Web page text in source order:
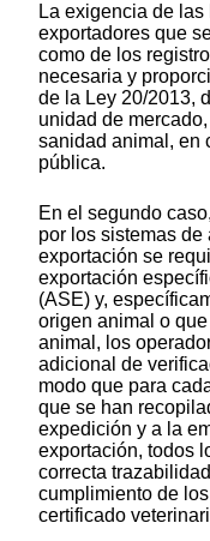
La exigencia de
exportadores que
como de los
necesaria y
de la Ley 20/2013,
unidad de
sanidad animal, en
pública.
En el segundo
por los sistemas de
exportación se
exportación
(ASE) y,
origen animal o
animal, los
adicional de
modo que para
que se han
expedición y a la
exportación, todos
correcta
cumplimiento de
certificado